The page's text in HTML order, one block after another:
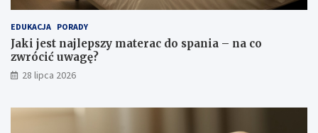
EDUKACJA PORADY
Jaki jest najlepszy materac do spania – na co
zwrócić uwagę?
28 lipca 2026